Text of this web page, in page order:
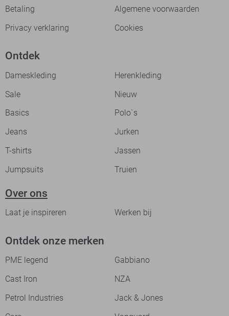
Betaling
Algemene voorwaarden
Privacy verklaring
Cookies
Ontdek
Dameskleding
Herenkleding
Sale
Nieuw
Basics
Polo`s
Jeans
Jurken
T-shirts
Jassen
Jumpsuits
Truien
Over ons
Laat je inspireren Werken bij
Ontdek onze merken
PME legend
Gabbiano
Cast Iron
NZA
Petrol Industries
Jack & Jones